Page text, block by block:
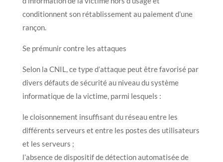
conditionnent son rétablissement au paiement d’une
rançon.
Se prémunir contre les attaques
Selon la CNIL, ce type d’attaque peut être favorisé par
divers défauts de sécurité au niveau du système
informatique de la victime, parmi lesquels :
le cloisonnement insuffisant du réseau entre les
différents serveurs et entre les postes des utilisateurs
et les serveurs ;
l’absence de dispositif de détection automatisée de